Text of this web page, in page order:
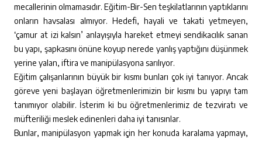
mecallerinin olmamasıdır. Eğitim-Bir-Sen teşkilatlarının yaptıklarını
onların havsalası almıyor. Hedefi, hayali ve takati yetmeyen,
‘çamur at izi kalsın’ anlayışıyla hareket etmeyi sendikacılık sanan
bu yapı, şapkasını önüne koyup nerede yanlış yaptığını düşünmek
yerine yalan, iftira ve manipülasyona sarılıyor.
Eğitim çalışanlarının büyük bir kısmı bunları çok iyi tanıyor. Ancak
göreve yeni başlayan öğretmenlerimizin bir kısmı bu yapıyı tam
tanımıyor olabilir. İsterim ki bu öğretmenlerimiz de tezviratı ve
müfteriliği meslek edinenleri daha iyi tanısınlar.
Bunlar, manipülasyon yapmak için her konuda karalama yapmayı,